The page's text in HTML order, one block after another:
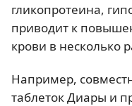
гликопротеина,
приводит к
крови в несколько
Например,
таблеток Диары и